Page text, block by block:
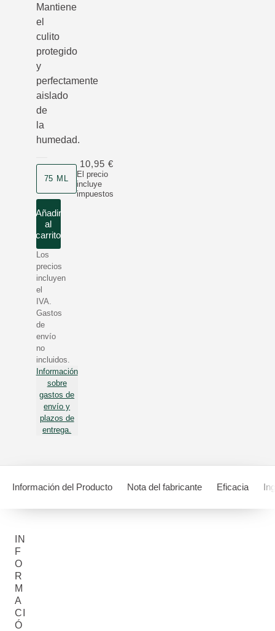
Mantiene
el
culito
protegido
y
perfectamente
aislado
de
la
humedad.
75 ML
El precio
incluye
impuestos
10,95 €
Añadir
al
carrito
Los
precios
incluyen
el
IVA.
Gastos
de
envío
no
incluidos.
Información
sobre
gastos de
envío y
plazos de
entrega.
Información del Producto Nota del fabricante Eficacia
IN
F
O
R
M
A
CI
Ó